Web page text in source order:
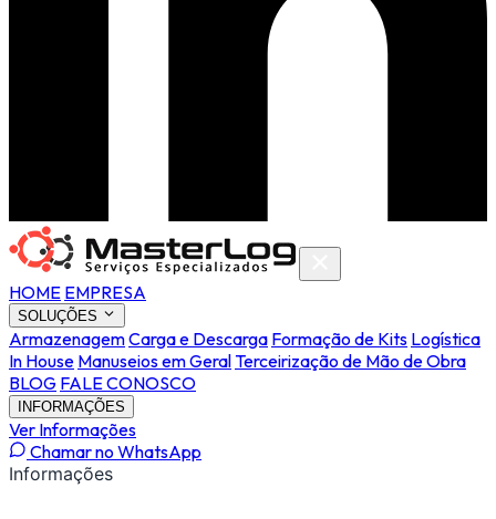
HOME EMPRESA
SOLUÇÕES
ArmazenagemCarga e Descarga Formação de Kits Logística
In House Manuseios em GeralTerceirização de Mão de Obra
BLOG FALE CONOSCO
INFORMAÇÕES
Ver Informações
Chamar no WhatsApp
Informações